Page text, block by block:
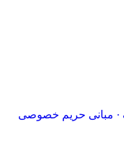
· مبانی حریم خصوصی